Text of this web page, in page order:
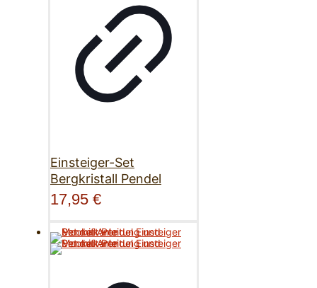
Einsteiger-Set
Bergkristall Pendel
17,95 €